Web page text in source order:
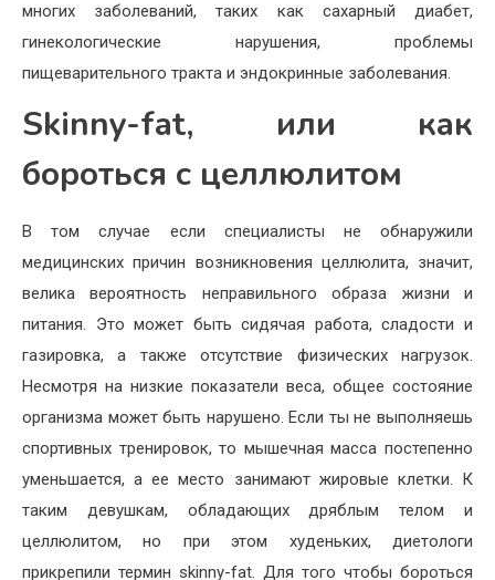
многих заболеваний, таких как сахарный диабет,
гинекологические нарушения, проблемы
пищеварительного тракта и эндокринные заболевания.
Skinny-fat, или как
бороться с целлюлитом
В том случае если специалисты не обнаружили
медицинских причин возникновения целлюлита, значит,
велика вероятность неправильного образа жизни и
питания. Это может быть сидячая работа, сладости и
газировка, а также отсутствие физических нагрузок.
Несмотря на низкие показатели веса, общее состояние
организма может быть нарушено. Если ты не выполняешь
спортивных тренировок, то мышечная масса постепенно
уменьшается, а ее место занимают жировые клетки. К
таким девушкам, обладающих дряблым телом и
целлюлитом, но при этом худеньких, диетологи
прикрепили термин skinny-fat. Для того чтобы бороться